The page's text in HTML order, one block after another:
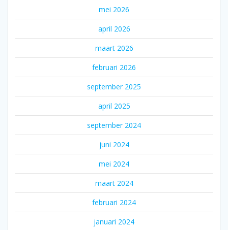
mei 2026
april 2026
maart 2026
februari 2026
september 2025
april 2025
september 2024
juni 2024
mei 2024
maart 2024
februari 2024
januari 2024